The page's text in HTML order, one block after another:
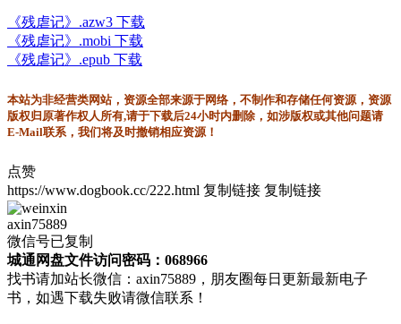
《残虐记》.azw3 下载
《残虐记》.mobi 下载
《残虐记》.epub 下载
本站为非经营类网站，资源全部来源于网络，不制作和存储任何资源，资源
版权归原著作权人所有,请于下载后24小时内删除，如涉版权或其他问题请
E-Mail联系，我们将及时撤销相应资源！
点赞
https://www.dogbook.cc/222.html 复制链接 复制链接
axin75889
微信号已复制
城通网盘文件访问密码：068966
找书请加站长微信：axin75889，朋友圈每日更新最新电子
书，如遇下载失败请微信联系！